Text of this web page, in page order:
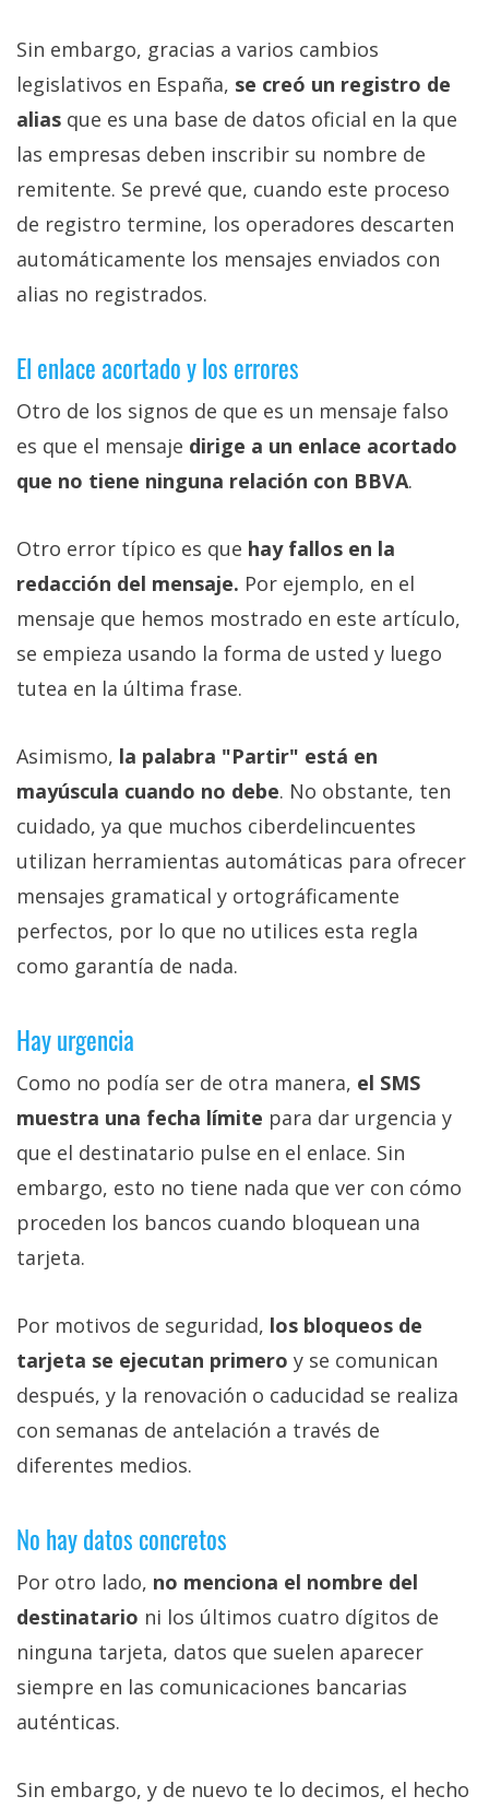
Sin embargo, gracias a varios cambios
legislativos en España, se creó un registro de
alias que es una base de datos oficial en la que
las empresas deben inscribir su nombre de
remitente. Se prevé que, cuando este proceso
de registro termine, los operadores descarten
automáticamente los mensajes enviados con
alias no registrados.
El enlace acortado y los errores
Otro de los signos de que es un mensaje falso
es que el mensaje dirige a un enlace acortado
que no tiene ninguna relación con BBVA.
Otro error típico es que hay fallos en la
redacción del mensaje. Por ejemplo, en el
mensaje que hemos mostrado en este artículo,
se empieza usando la forma de usted y luego
tutea en la última frase.
Asimismo, la palabra "Partir" está en
mayúscula cuando no debe. No obstante, ten
cuidado, ya que muchos ciberdelincuentes
utilizan herramientas automáticas para ofrecer
mensajes gramatical y ortográficamente
perfectos, por lo que no utilices esta regla
como garantía de nada.
Hay urgencia
Como no podía ser de otra manera, el SMS
muestra una fecha límite para dar urgencia y
que el destinatario pulse en el enlace. Sin
embargo, esto no tiene nada que ver con cómo
proceden los bancos cuando bloquean una
tarjeta.
Por motivos de seguridad, los bloqueos de
tarjeta se ejecutan primero y se comunican
después, y la renovación o caducidad se realiza
con semanas de antelación a través de
diferentes medios.
No hay datos concretos
Por otro lado, no menciona el nombre del
destinatario ni los últimos cuatro dígitos de
ninguna tarjeta, datos que suelen aparecer
siempre en las comunicaciones bancarias
auténticas.
Sin embargo, y de nuevo te lo decimos, el hecho